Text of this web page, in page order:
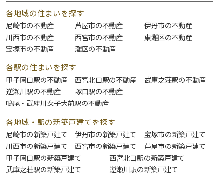
各地域の住まいを探す
尼崎市の不動産 芦屋市の不動産
伊丹市の不動産
川西市の不動産
西宮市の不動産
東灘区の不動産
宝塚市の不動産
灘区の不動産
各駅の住まいを探す
甲子園口駅の不動産 西宮北口駅の不動産
武庫之荘駅の不動産
逆瀬川駅の不動産
塚口駅の不動産
鳴尾・武庫川女子大前駅の不動産
各地域・駅の新築戸建てを探す
尼崎市の新築戸建て 伊丹市の新築戸建て
宝塚市の新築戸建て
川西市の新築戸建て
西宮市の新築戸建て
芦屋市の新築戸建て
甲子園口駅の新築戸建て
西宮北口駅の新築戸建て
武庫之荘駅の新築戸建て
逆瀬川駅の新築戸建て